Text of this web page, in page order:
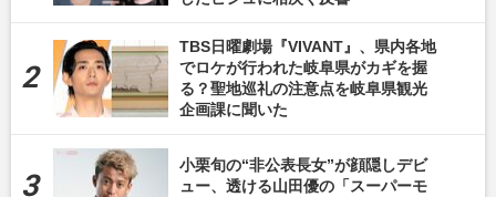
TBS日曜劇場『VIVANT』、県内各地
でロケが行われた岐阜県がカギを握
る？聖地巡礼の注意点を岐阜県観光
企画課に聞いた
小栗旬の“非公表長女”が顔隠しデビ
ュー、透ける山田優の「スーパーモ